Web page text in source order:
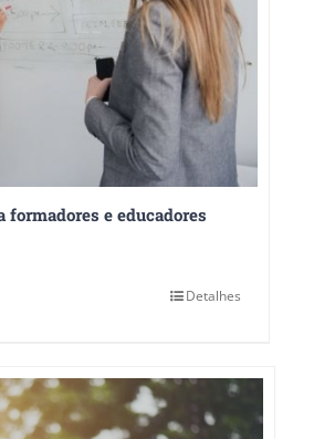
formadores e educadores
Detalhes